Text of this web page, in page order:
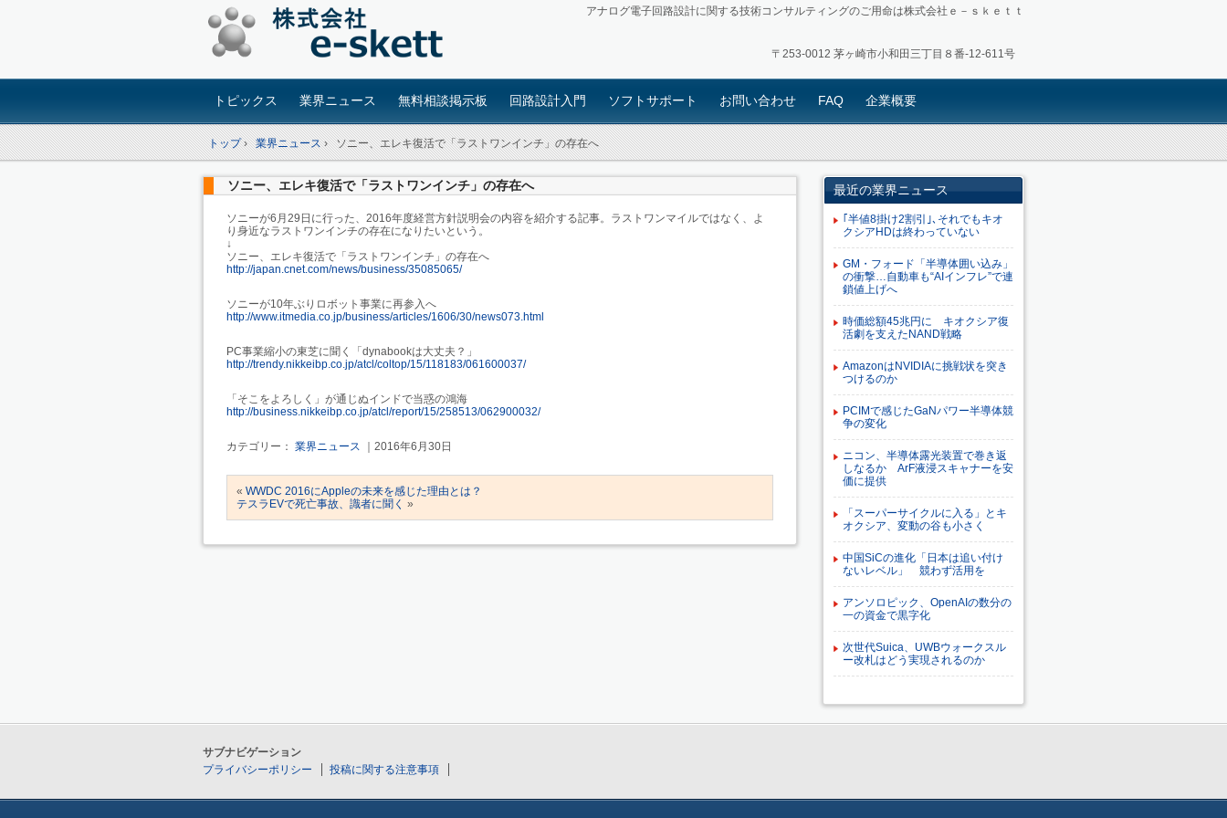
アナログ電子回路設計に関する技術コンサルティングのご用命は株式会社ｅ－ｓｋｅｔｔ
〒253-0012 茅ヶ崎市小和田三丁目８番-12-611号
トピックス 業界ニュース 無料相談掲示板 回路設計入門 ソフトサポート お問い合わせ FAQ 企業概要
トップ› 業界ニュース› ソニー、エレキ復活で「ラストワンインチ」の存在へ
ソニー、エレキ復活で「ラストワンインチ」の存在へ
ソニーが6月29日に行った、2016年度経営方針説明会の内容を紹介する記事。ラストワンマイルではなく、よ
り身近なラストワンインチの存在になりたいという。
↓
ソニー、エレキ復活で「ラストワンインチ」の存在へ
http://japan.cnet.com/news/business/35085065/
ソニーが10年ぶりロボット事業に再参入へ
http://www.itmedia.co.jp/business/articles/1606/30/news073.html
PC事業縮小の東芝に聞く「dynabookは大丈夫？」
http://trendy.nikkeibp.co.jp/atcl/coltop/15/118183/061600037/
「そこをよろしく」が通じぬインドで当惑の鴻海
http://business.nikkeibp.co.jp/atcl/report/15/258513/062900032/
カテゴリー： 業界ニュース ｜2016年6月30日
« WWDC 2016にAppleの未来を感じた理由とは？
テスラEVで死亡事故、識者に聞く »
最近の業界ニュース
｢半値8掛け2割引｣､それでもキオ
クシアHDは終わっていない
GM・フォード「半導体囲い込み」
の衝撃…自動車も“AIインフレ”で連
鎖値上げへ
時価総額45兆円に キオクシア復
活劇を支えたNAND戦略
AmazonはNVIDIAに挑戦状を突き
つけるのか
PCIMで感じたGaNパワー半導体競
争の変化
ニコン、半導体露光装置で巻き返
しなるか ArF液浸スキャナーを安
価に提供
「スーパーサイクルに入る」とキ
オクシア、変動の谷も小さく
中国SiCの進化「日本は追い付け
ないレベル」 競わず活用を
アンソロピック、OpenAIの数分の
一の資金で黒字化
次世代Suica、UWBウォークスル
ー改札はどう実現されるのか
サブナビゲーション
プライバシーポリシー
投稿に関する注意事項